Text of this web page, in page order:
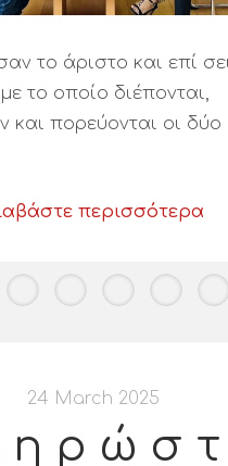
το άριστο και επί
το οποίο διέπονται,
και πορεύονται οι δύο
περισσότερα
24 March 2025
η ρ ώ σ τ